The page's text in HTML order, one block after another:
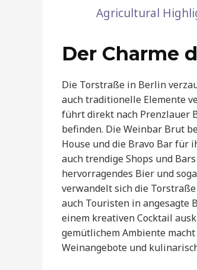
Agricultural
Der Charme
Die Torstraße in Berlin
auch traditionelle Elemente
führt direkt nach Prenzlauer
befinden. Die Weinbar Brut
House und die Bravo Bar für
auch trendige Shops und
hervorragendes Bier und
verwandelt sich die
auch Touristen in angesagte
einem kreativen Cocktail
gemütlichem Ambiente
Weinangebote und